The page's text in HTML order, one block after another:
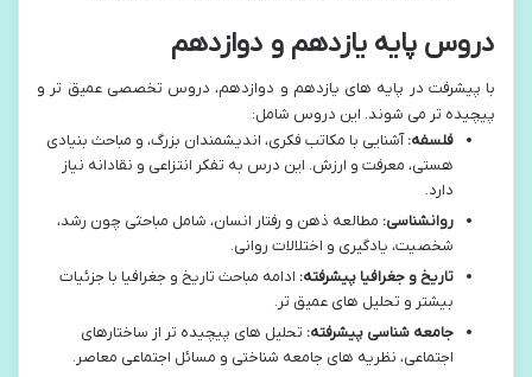
دروس پایه یازدهم و دوازدهم
با پیشرفت در پایه های یازدهم و دوازدهم، دروس تخصصی عمیق تر و
پیچیده تر می شوند. این دروس شامل:
فلسفه:آشنایی با مکاتب فکری، اندیشمندان بزرگ، و مباحث بنیادی
هستی، معرفت و ارزش. این درس به تفکر انتزاعی و نقادانه نیاز
دارد.
روانشناسی: مطالعه ذهن و رفتار انسان، شامل مباحثی چون رشد،
شخصیت، یادگیری و اختلالات روانی.
تاریخ و جغرافیا پیشرفته: ادامه مباحث تاریخ و جغرافیا با جزئیات
بیشتر و تحلیل های عمیق تر.
جامعه شناسی پیشرفته: تحلیل های پیچیده تر از ساختارهای
اجتماعی، نظریه های جامعه شناختی و مسائل اجتماعی معاصر.